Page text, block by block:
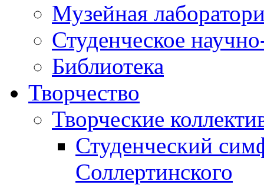
Музейная
Студенческое
Библиотека
Творчество
Творческие
Студенческий
Соллертинского